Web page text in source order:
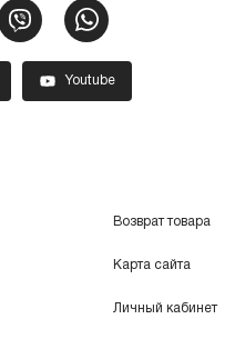
Youtube
Возврат товара
Карта сайта
Личный кабинет